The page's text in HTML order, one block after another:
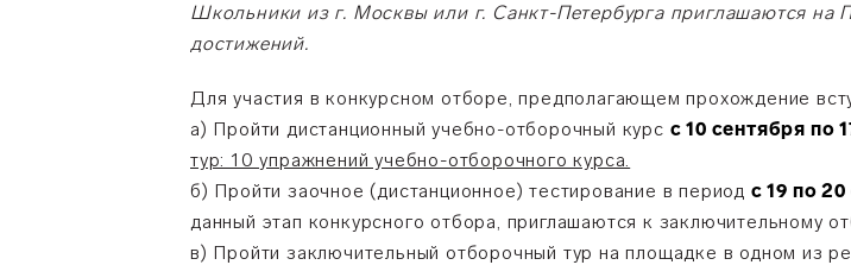
Школьники из г. Москвы или г. Санкт-Петербурга приглашаются на
достижений.
Для участия в конкурсном отборе, предполагающем прохождение
а) Пройти дистанционный учебно-отборочный курс с 10 сентября по
тур: 10 упражнений учебно-отборочного курса.
б) Пройти заочное (дистанционное) тестирование в период с 19 по
данный этап конкурсного отбора, приглашаются к заключительному
в) Пройти заключительный отборочный тур на площадке в одном из